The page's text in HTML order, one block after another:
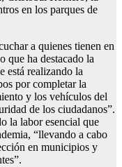
en los parques de
a quienes tienen en
que ha destacado la
está realizando la
por completar la
y los vehículos del
de los ciudadanos”.
la labor esencial que
“llevando a cabo
en municipios y